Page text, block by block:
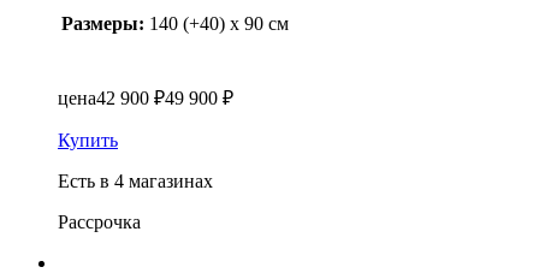
Размеры: 140 (+40) x 90 см
цена42 900 ₽49 900 ₽
Купить
Есть в 4 магазинах
Рассрочка